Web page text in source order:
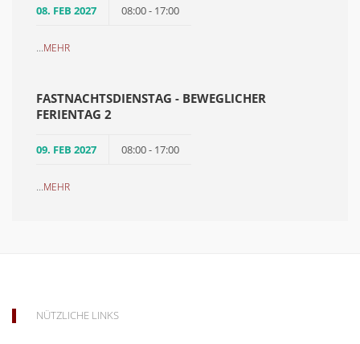
08. FEB 2027 08:00 - 17:00
...MEHR
FASTNACHTSDIENSTAG - BEWEGLICHER
FERIENTAG 2
09. FEB 2027 08:00 - 17:00
...MEHR
NÜTZLICHE LINKS